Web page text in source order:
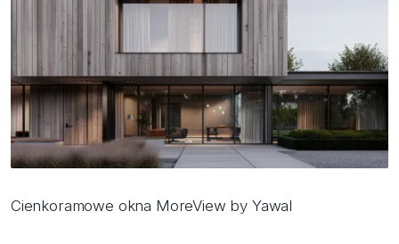
Cienkoramowe okna MoreView by Yawal